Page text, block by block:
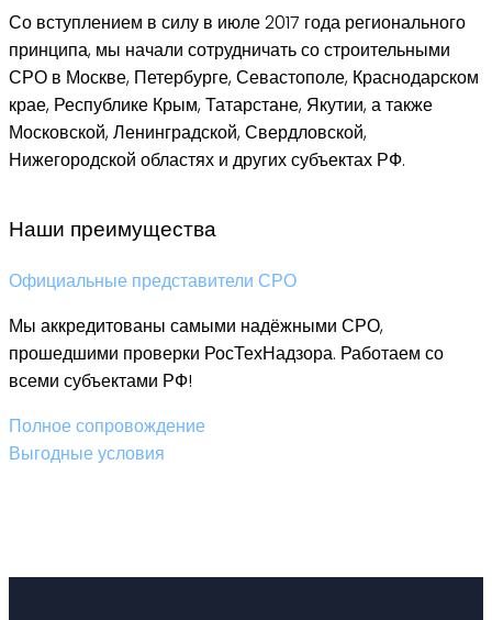
Со вступлением в силу в июле 2017 года регионального
принципа, мы начали сотрудничать со строительными
СРО в Москве, Петербурге, Севастополе, Краснодарском
крае, Республике Крым, Татарстане, Якутии, а также
Московской, Ленинградской, Свердловской,
Нижегородской областях и других субъектах РФ.
Наши преимущества
Официальные представители СРО
Мы аккредитованы самыми надёжными СРО,
прошедшими проверки РосТехНадзора. Работаем со
всеми субъектами РФ!
Полное сопровождение
Выгодные условия